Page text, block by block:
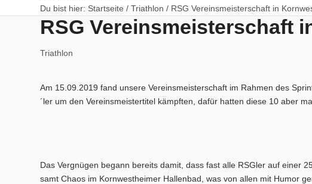
Radsport
Du bist hier: Startseite / Triathlon / RSG Vereinsmeisterschaft in
RSG Vereinsmeisterschaft
Triathlon
Am 15.09.2019 fand unsere Vereinsmeisterschaft im Rahmen des
´ler um den Vereinsmeistertitel kämpften, dafür hatten diese 10 aber
Das Vergnügen begann bereits damit, dass fast alle RSGler auf einer
samt Chaos im Kornwestheimer Hallenbad, was von allen mit Humor